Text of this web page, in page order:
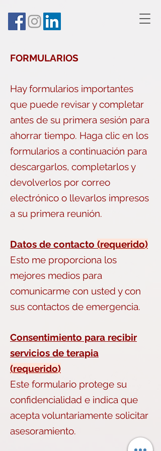
FORMULARIOS
Hay formularios importantes
que puede revisar y completar
antes de su primera sesión para
ahorrar tiempo. Haga clic en los
formularios a continuación para
descargarlos, completarlos y
devolverlos por correo
electrónico o llevarlos impresos
a su primera reunión.
Datos de contacto (requerido)
Esto me proporciona los
mejores medios para
comunicarme con usted y con
sus contactos de emergencia.
Consentimiento para recibir
servicios de terapia
(requerido)
Este formulario protege su
confidencialidad e indica que
acepta voluntariamente solicitar
asesoramiento.